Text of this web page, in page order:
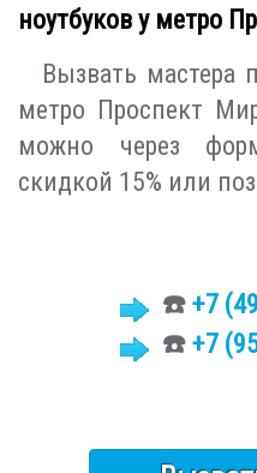
ноутбуков у метро
Вызвать мастера
метро Проспект
можно через
скидкой 15% или
☎️ +7
☎️ +7